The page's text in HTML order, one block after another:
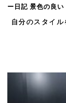
ー日記 景色の良
自分のスタイ